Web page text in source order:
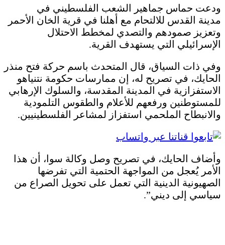
ودعت حماس جماهير الشعب الفلسطيني في
مدينة القدس للالتحام مع أهلنا في قرية الخان الأحمر
وتعزيز صمودهم والتصدي لمخطط الاحتلال
الإسرائيلي التي يستهدف القرية.
وفي ذات السياق، قال المتحدث باسم حركة فتح منذر
الحايك، في تصريح له، إن ممارسات حكومة نتنياهو
الاستفزازية في المدينة المقدسة، والسلوك الإرهابي
للمستوطنين ورفعهم للأعلام والطقوس التلمودية
والانبطاح الملحمي استفزاز لمشاعر الفلسطينيين.
وأضاف الحايك، في تصريح وصل وكالة سوا، أن هذا
الأمر يُعجل من المواجهة الحتمية التي تفرضها
الصهيونية الدينية التي تعمل على تحويل الصراع من
سياسي إلى ديني”.